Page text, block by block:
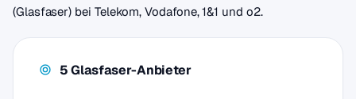
(Glasfaser) bei Telekom, Vodafone, 1&1 und o2.
5 Glasfaser-Anbieter